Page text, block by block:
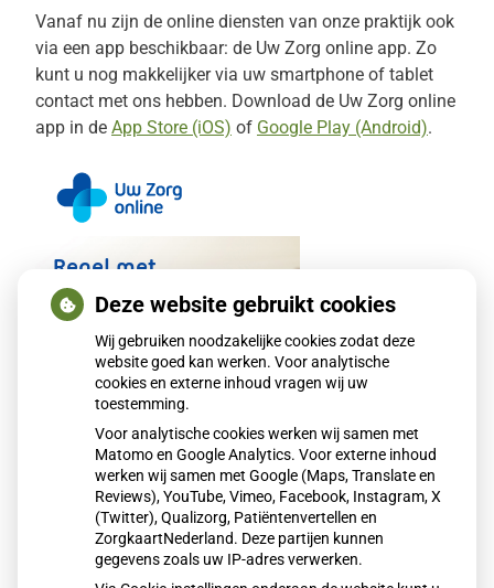
Vanaf nu zijn de online diensten van onze praktijk ook
via een app beschikbaar: de Uw Zorg online app. Zo
kunt u nog makkelijker via uw smartphone of tablet
contact met ons hebben. Download de Uw Zorg online
app in de App Store (iOS) of Google Play (Android).
Regel met
gemak uw
zorg
online
Download app Uw
Zorg
Deze website gebruikt cookies
Wij gebruiken noodzakelijke cookies zodat deze
website goed kan werken. Voor analytische
cookies en externe inhoud vragen wij uw
toestemming.
Voor analytische cookies werken wij samen met
Matomo en Google Analytics. Voor externe inhoud
werken wij samen met Google (Maps, Translate en
Reviews), YouTube, Vimeo, Facebook, Instagram, X
(Twitter), Qualizorg, Patiëntenvertellen en
ZorgkaartNederland. Deze partijen kunnen
gegevens zoals uw IP-adres verwerken.